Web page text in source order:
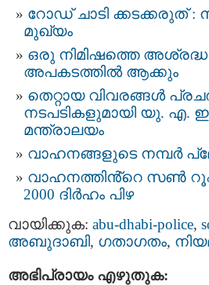
റോഡ് ചാടി ക്കടക്കരുത്
മുഖ്യം
ഒരു നിമിഷത്തെ അശ്രദ്ധ
അപകടത്തിൽ ആക്കും
തെറ്റായ വിവരങ്ങൾ
നടപടികളുമായി യു. എ.
മന്ത്രാലയം
വാ​ഹ​ന​ങ്ങ​ളു​ടെ ന​മ്പ​ർ
വാഹനത്തിൻ്റെ സൺ
2000 ദിർഹം പിഴ
വായിക്കുക: abu-dhabi-police,
അബുദാബി, ഗതാഗതം,
അഭിപ്രായം എഴുതുക: